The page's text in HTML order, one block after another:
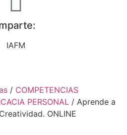
IAFM
/ COMPETENCIAS
PERSONAL / Aprende a
ONLINE